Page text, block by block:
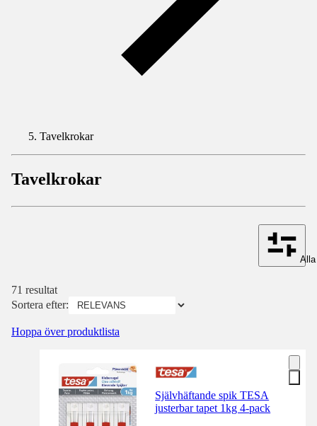
Tavelkrokar
Tavelkrokar
71 resultat
Sortera efter:
Hoppa över produktlista
Självhäftande spik TESA
justerbar tapet 1kg 4-pack